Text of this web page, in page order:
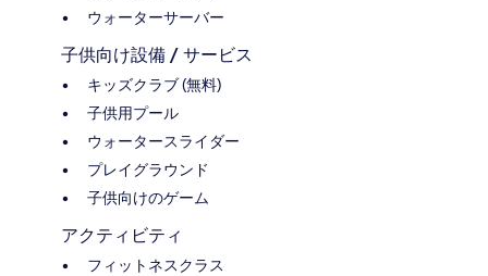
ウォーターサーバー
子供向け設備 / サービス
キッズクラブ (無料)
子供用プール
ウォータースライダー
プレイグラウンド
子供向けのゲーム
アクティビティ
フィットネスクラス